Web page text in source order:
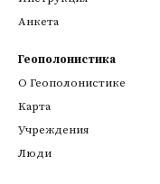
Анкета
Геополонистика
О Геополонистике
Kарта
Учреждения
Люди